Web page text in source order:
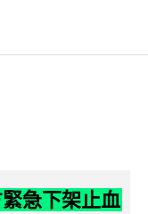
急下架止血